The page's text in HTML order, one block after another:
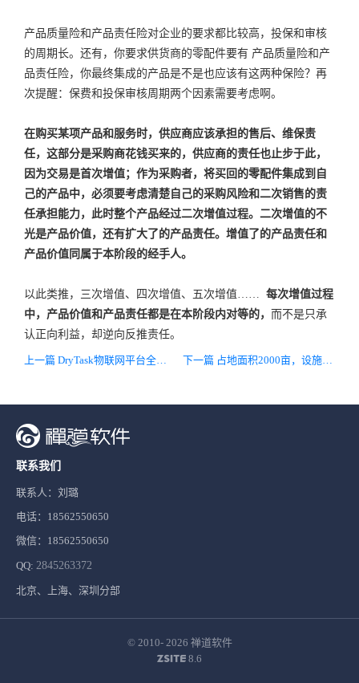
产品质量险和产品责任险对企业的要求都比较高，投保和审核
的周期长。还有，你要求供货商的零配件要有 产品质量险和产
品责任险，你最终集成的产品是不是也应该有这两种保险？再
次提醒：保费和投保审核周期两个因素需要考虑啊。
在购买某项产品和服务时，供应商应该承担的售后、维保责
任，这部分是采购商花钱买来的，供应商的责任也止步于此，
因为交易是首次增值；作为采购者，将买回的零配件集成到自
己的产品中，必须要考虑清楚自己的采购风险和二次销售的责
任承担能力，此时整个产品经过二次增值过程。二次增值的不
光是产品价值，还有扩大了的产品责任。增值了的产品责任和
产品价值同属于本阶段的经手人。
以此类推，三次增值、四次增值、五次增值…… 每次增值过程
中，产品价值和产品责任都是在本阶段内对等的， 而不是只承
认正向利益，却逆向反推责任。
上一篇 DryTask物联网平台全线接入智能断路器 下一篇 占地面积2000亩，设施农业智能补光新典范——山西巨鑫伟业温室补光工程
联系我们
联系人：刘璐
电话：18562550650
微信：18562550650
QQ: 2845263372
北京、上海、深圳分部
© 2010- 2026 禅道软件
8.6